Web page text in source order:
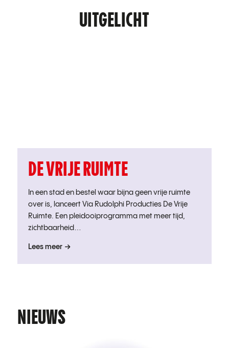
UITGELICHT
DE VRIJE RUIMTE
In een stad en bestel waar bijna geen vrije ruimte
over is, lanceert Via Rudolphi Producties De Vrije
Ruimte. Een pleidooiprogramma met meer tijd,
zichtbaarheid…
Lees meer
NIEUWS